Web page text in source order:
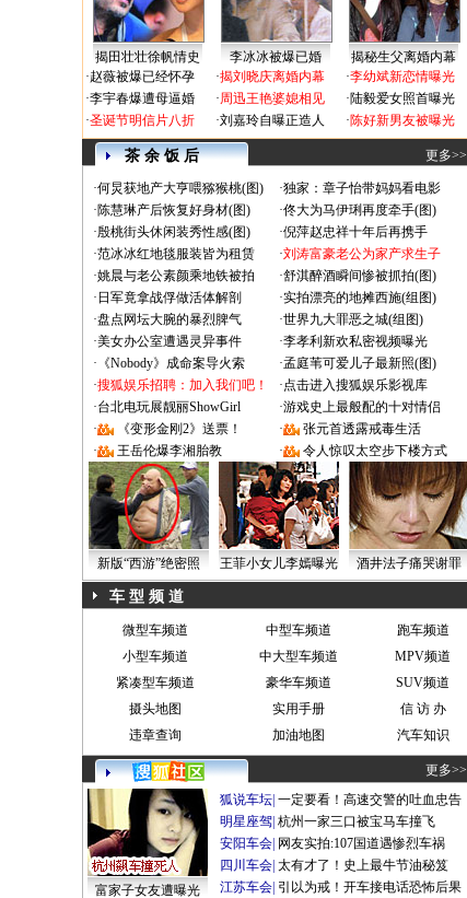
揭田壮壮徐帆情史 李冰冰被爆已婚
揭秘生父离婚内幕
·赵薇被爆已经怀孕
·李宇春爆遭母逼婚
·圣诞节明信片八折
·揭刘晓庆离婚内幕
·周迅王艳婆媳相见
·刘嘉玲自曝正造人
·李幼斌新恋情曝光
·陆毅爱女照首曝光
·陈好新男友被曝光
茶 余 饭 后 更多>>
·何炅获地产大亨喂猕猴桃(图) ·独家：章子怡带妈妈看电影
·陈慧琳产后恢复好身材(图) ·佟大为马伊琍再度牵手(图)
·殷桃街头休闲装秀性感(图) ·倪萍赵忠祥十年后再携手
·范冰冰红地毯服装皆为租赁 ·刘涛富豪老公为家产求生子
·姚晨与老公素颜乘地铁被拍 ·舒淇醉酒瞬间惨被抓拍(图)
· 日军竟拿战俘做活体解剖 ·实拍漂亮的地摊西施(组图)
·盘点网坛大腕的暴烈脾气 ·世界九大罪恶之城(组图)
·美女办公室遭遇灵异事件 ·李孝利新欢私密视频曝光
· 《Nobody》成命案导火索 ·孟庭苇可爱儿子最新照(图)
·搜狐娱乐招聘：加入我们吧！ ·点击进入搜狐娱乐影视库
·台北电玩展靓丽ShowGirl ·游戏史上最般配的十对情侣
·
《变形金刚2》送票！ ·
张元首透露戒毒生活
·
王岳伦爆李湘胎教 · 令人惊叹太空步下楼方式
新版“西游”绝密照 王菲小女儿李嫣曝光 酒井法子痛哭谢罪
车 型 频 道
微型车频道 中型车频道
跑车频道
小型车频道
中大型车频道
MPV频道
紧凑型车频道
豪华车频道
SUV频道
摄头地图
实用手册
信 访 办
违章查询
加油地图 汽车知识
更多>>
富家子女友遭曝光
狐说车坛 一定要看！高速交警的吐血忠告
明星座驾 杭州一家三口被宝马车撞飞
安阳车会 网友实拍:107国道遇惨烈车祸
四川车会 太有才了！史上最牛节油秘笈
江苏车会 引以为戒！开车接电话恐怖后果